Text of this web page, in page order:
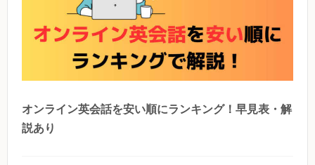
オンライン英会話を安い順にランキング！早見表・解
説あり